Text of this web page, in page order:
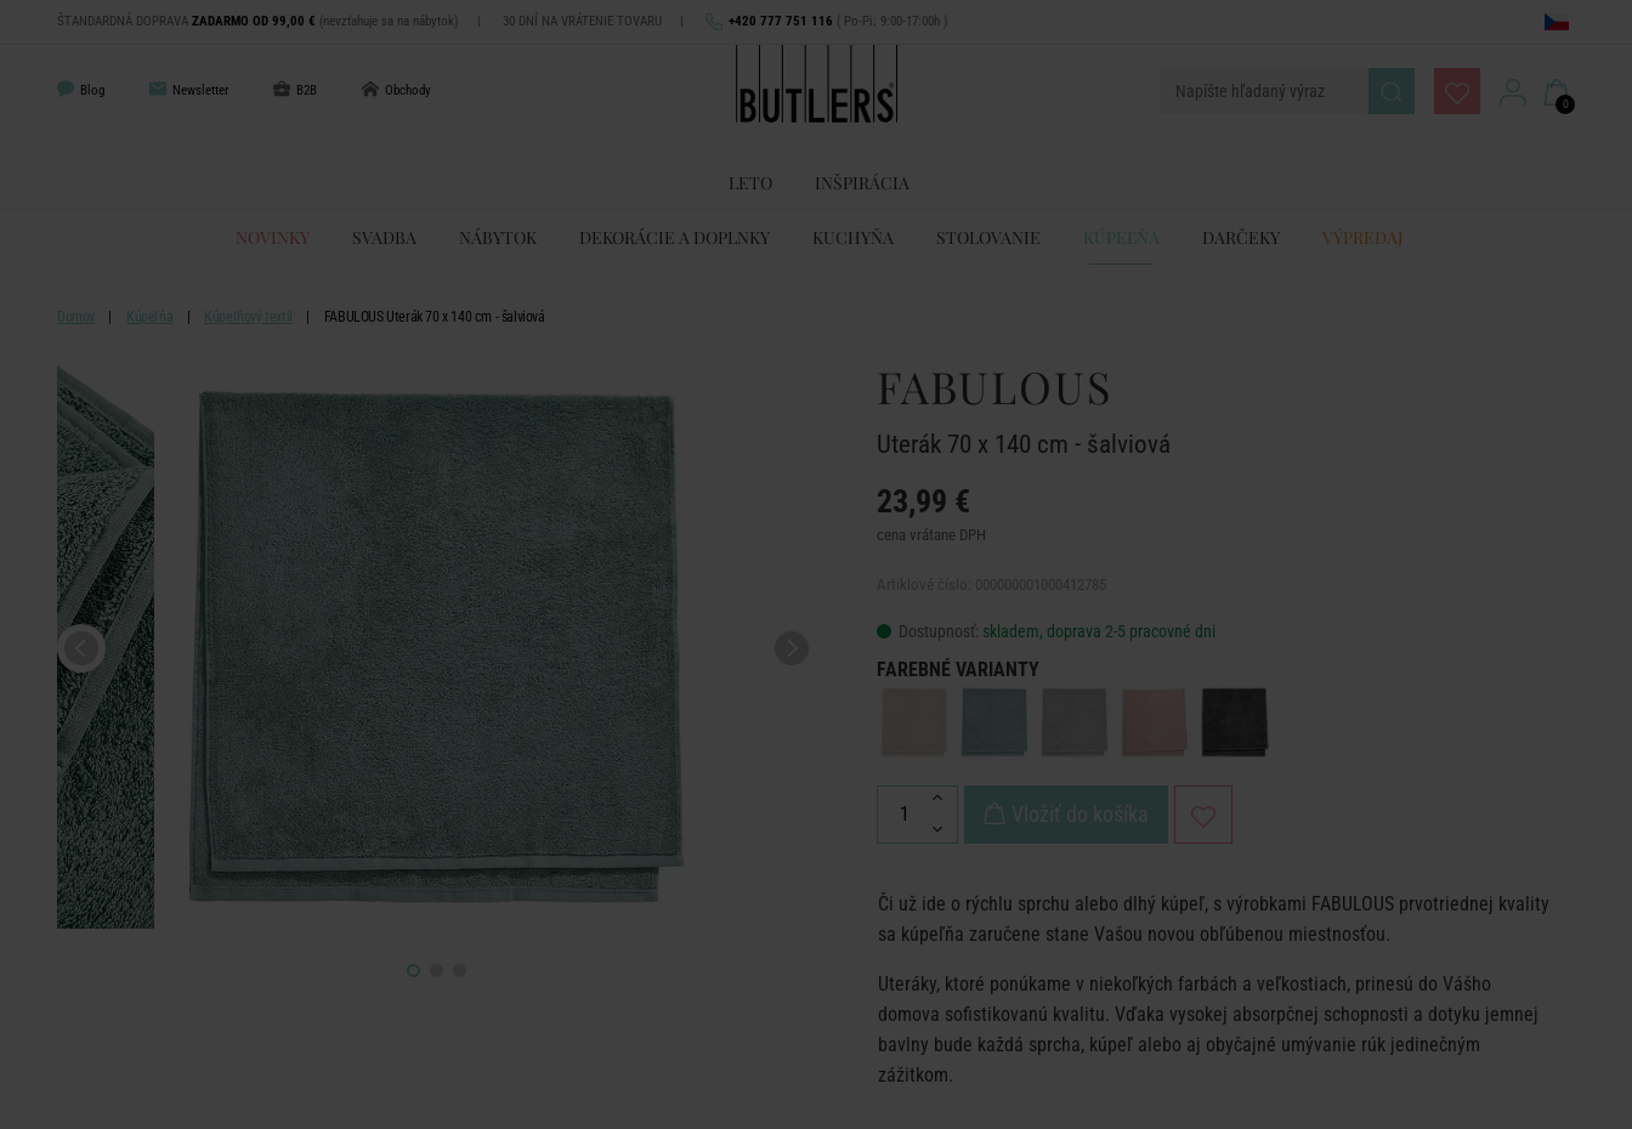
ŠTANDARDNÁ DOPRAVA ZADARMO OD 99,00 € (nevzťahuje sa na nábytok) | 30 DNÍ NA VRÁTENIE TOVARU | +420 777 751 116 ( Po-Pi: 9:00-17:00h )
Blog Newsletter B2B Obchody
0
LETO INŠPIRÁCIA
NOVINKY SVADBA NÁBYTOK DEKORÁCIE A DOPLNKY KUCHYŇA STOLOVANIE KÚPEĽŇA DARČEKY VÝPREDAJ
Domov Kúpeľňa Kúpeľňový textil FABULOUS Uterák 70 x 140 cm - šalviová
FABULOUS
Uterák 70 x 140 cm - šalviová
23,99 €
cena vrátane DPH
Dostupnosť: skladem, doprava 2-5 pracovné dni
FAREBNÉ VARIANTY
Vložiť do košíka
Či už ide o rýchlu sprchu alebo dlhý kúpeľ, s výrobkami FABULOUS prvotriednej kvality
sa kúpeľňa zaručene stane Vašou novou obľúbenou miestnosťou.
Uteráky, ktoré ponúkame v niekoľkých farbách a veľkostiach, prinesú do Vášho
domova sofistikovanú kvalitu. Vďaka vysokej absorpčnej schopnosti a dotyku jemnej
bavlny bude každá sprcha, kúpeľ alebo aj obyčajné umývanie rúk jedinečným
zážitkom.